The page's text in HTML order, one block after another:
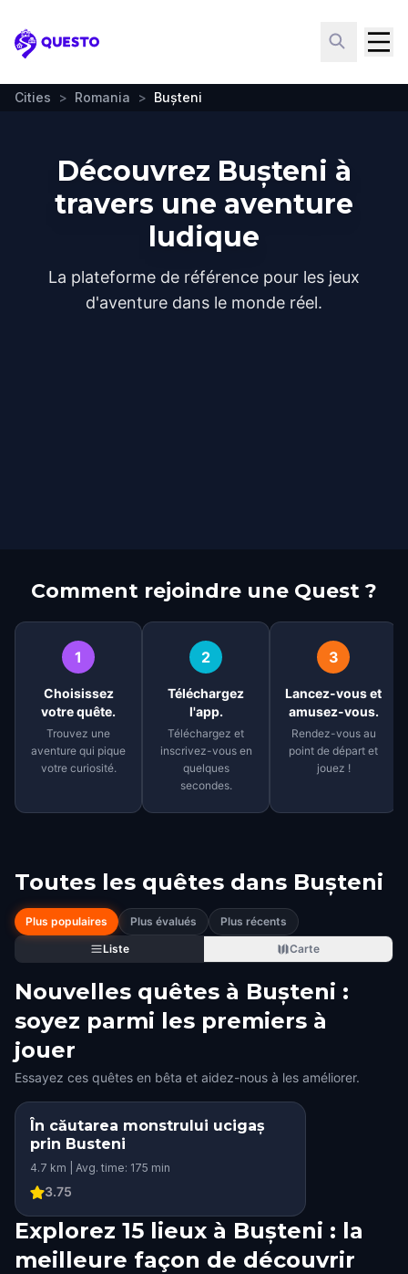
Questo
Cities > Romania > Bușteni
Découvrez Bușteni à
travers une aventure
ludique
La plateforme de référence pour les jeux
d'aventure dans le monde réel.
Comment rejoindre une Quest ?
1
Choisissez
votre quête.
Trouvez une
aventure qui pique
votre curiosité.
2
Téléchargez
l'app.
Téléchargez et
inscrivez-vous en
quelques
secondes.
3
Lancez-vous et
amusez-vous.
Rendez-vous au
point de départ et
jouez !
Toutes les quêtes dans Bușteni
Plus populaires Plus évalués
Plus récents
Liste
Carte
Nouvelles quêtes à Bușteni :
soyez parmi les premiers à
jouer
Essayez ces quêtes en bêta et aidez-nous à les améliorer.
În căutarea monstrului ucigaș
prin Busteni
4.7 km | Avg. time: 175 min
3.75
Explorez 15 lieux à Bușteni : la
meilleure façon de découvrir